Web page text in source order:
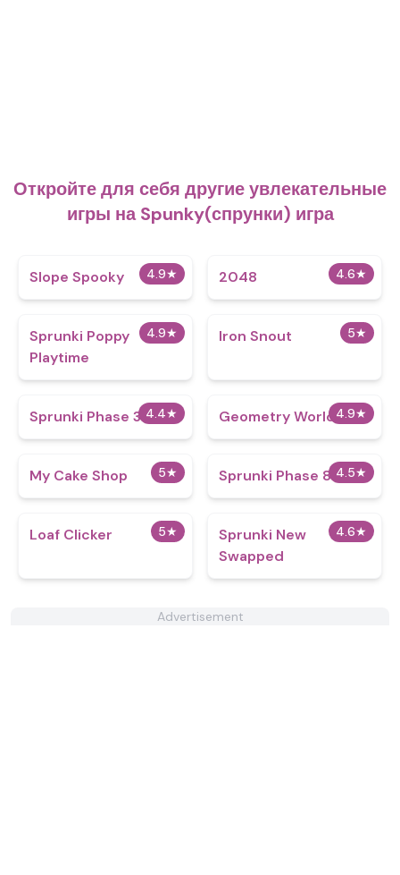
Откройте для себя другие увлекательные
игры на Spunky(спрунки) игра
4.9★
Slope Spooky 4.6★
2048
4.9★
Sprunki Poppy
Playtime
5★
Iron Snout
4.4★
Sprunki Phase 365 4.9★
Geometry World
5★
My Cake Shop 4.5★
Sprunki Phase 8
5★
Loaf Clicker 4.6★
Sprunki New
Swapped
Advertisement